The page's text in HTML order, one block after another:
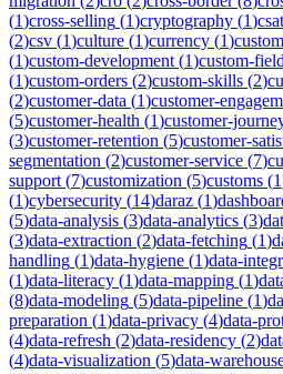
(1)cross-selling (1)cryptography (1)csat
(2)csv (1)culture (1)currency (1)
(1)custom-development (1)custom-
(1)custom-orders (2)custom-skills (2)
(2)customer-data (1)customer-
(5)customer-health (1)customer-
(3)customer-retention (5)customer-
segmentation (2)customer-service (7)
support (7)customization (5)customs (1
(1)cybersecurity (14)daraz (1)
(5)data-analysis (3)data-analytics (3)
(3)data-extraction (2)data-fetching (1)
handling (1)data-hygiene (1)data-
(1)data-literacy (1)data-mapping (1)
(8)data-modeling (5)data-pipeline (1)
preparation (1)data-privacy (4)data-
(4)data-refresh (2)data-residency (2)
(4)data-visualization (5)data-